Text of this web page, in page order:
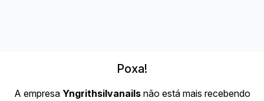
Poxa!
A empresa Yngrithsilvanailsnão está mais recebendo